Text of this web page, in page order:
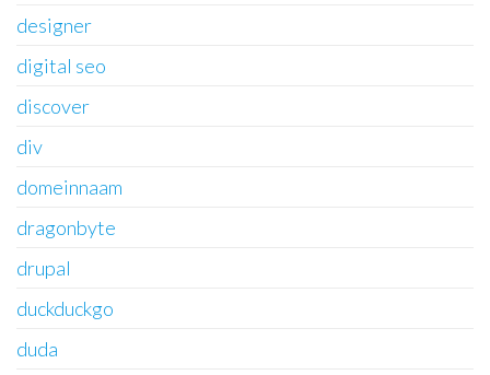
designer
digital seo
discover
div
domeinnaam
dragonbyte
drupal
duckduckgo
duda